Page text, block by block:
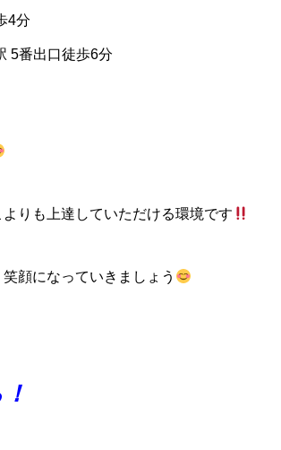
4分
5番出口徒歩6分
りも上達していただける環境です
顔になっていきましょう